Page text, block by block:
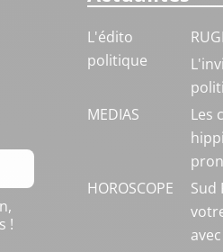
!
L'édito
politique
MEDIAS
Les
HOROSCOPE
Sud